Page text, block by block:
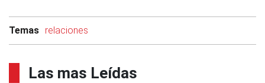
Temas relaciones
Las mas Leídas